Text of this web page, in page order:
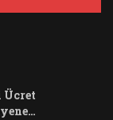
Ücret